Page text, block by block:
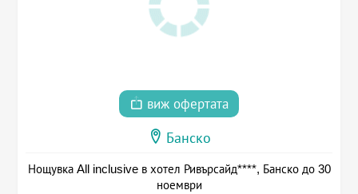
виж офертата
Банско
Нощувка All inclusive в хотел Ривърсайд****, Банско до 30
ноември